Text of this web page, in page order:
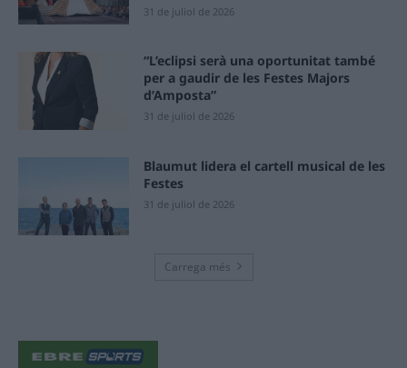
31 de juliol de 2026
“L’eclipsi serà una oportunitat també
per a gaudir de les Festes Majors
d’Amposta”
31 de juliol de 2026
Blaumut lidera el cartell musical de les
Festes
31 de juliol de 2026
Carrega més